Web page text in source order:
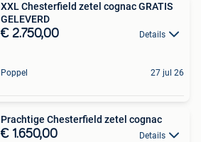
XXL Chesterfield zetel cognac GRATIS
GELEVERD
€ 2.750,00 Details
Poppel 27 jul 26
Prachtige Chesterfield zetel cognac
€ 1.650,00 Details